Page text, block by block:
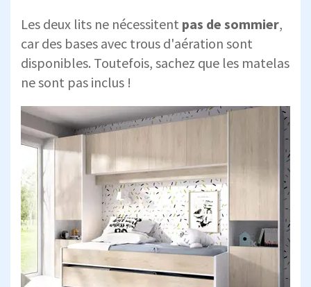
Les deux lits ne nécessitent pas de sommier,
car des bases avec trous d'aération sont
disponibles. Toutefois, sachez que les matelas
ne sont pas inclus !